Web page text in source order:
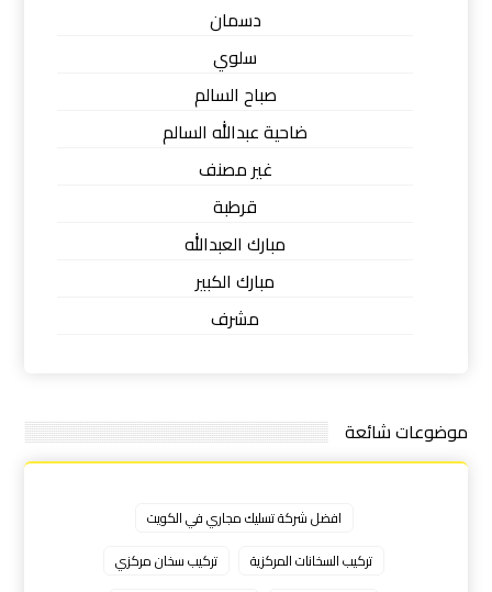
دسمان
سلوي
صباح السالم
ضاحية عبدالله السالم
غير مصنف
قرطبة
مبارك العبدالله
مبارك الكبير
مشرف
موضوعات شائعة
افضل شركة تسليك مجاري في الكويت
تركيب السخانات المركزية
تركيب سخان مركزي